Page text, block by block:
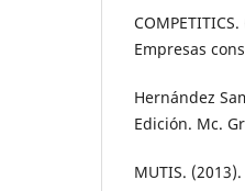
Empresas
Hernández
Edición. Mc.
MUTIS.